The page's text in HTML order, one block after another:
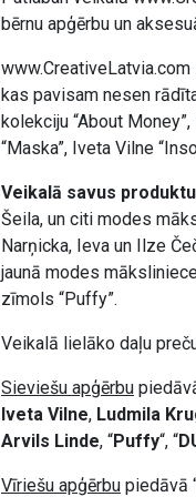
bērnu apģērbu un
kas pavisam nesen
kolekciju “About
“Maska”, Iveta Vilne
Veikalā savus
Šeila, un citi modes
Narņicka, Ieva un Ilze
jaunā modes
zīmols “Puffy”.
Veikalā lielāko daļu
Sieviešu apģērbu
Iveta Vilne, Ludmila
Arvils Linde, “Puffy“, “
Vīriešu apģērbu piedāvā